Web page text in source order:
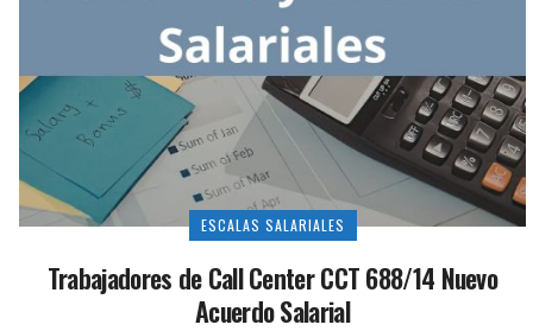
ESCALAS SALARIALES
Trabajadores de Call Center CCT 688/14 Nuevo
Acuerdo Salarial